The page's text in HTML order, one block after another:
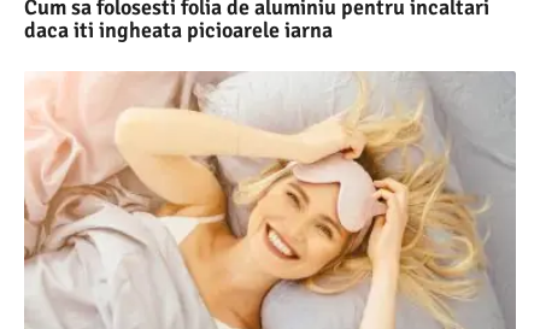
Cum sa folosesti folia de aluminiu pentru incaltari
daca iti ingheata picioarele iarna